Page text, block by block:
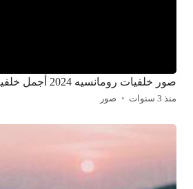
صور خلفيات رومانسيه 2024 أجمل خلفيات حب للموبايل
منذ 3 سنوات صور